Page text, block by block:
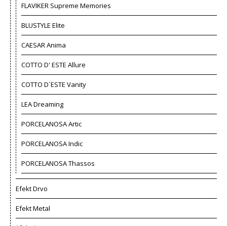
FLAVIKER Supreme Memories
BLUSTYLE Elite
CAESAR Anima
COTTO D' ESTE Allure
COTTO D´ESTE Vanity
LEA Dreaming
PORCELANOSA Artic
PORCELANOSA Indic
PORCELANOSA Thassos
Efekt Drvo
Efekt Metal